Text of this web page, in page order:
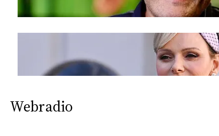
Webradio